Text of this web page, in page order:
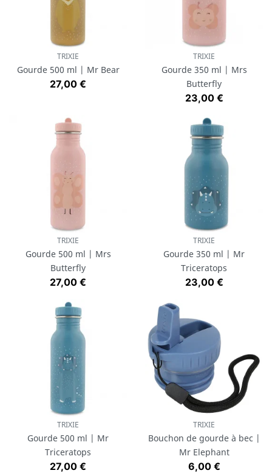
TRIXIE
Gourde 500 ml | Mr Bear
Prix
27,00 €
TRIXIE
Gourde 350 ml | Mrs
Butterfly
Prix
23,00 €
TRIXIE
Gourde 500 ml | Mrs
Butterfly
Prix
27,00 €
TRIXIE
Gourde 350 ml | Mr
Triceratops
Prix
23,00 €
TRIXIE
Gourde 500 ml | Mr
Triceratops
Prix
27,00 €
TRIXIE
Bouchon de gourde à bec |
Mr Elephant
Prix
6,00 €